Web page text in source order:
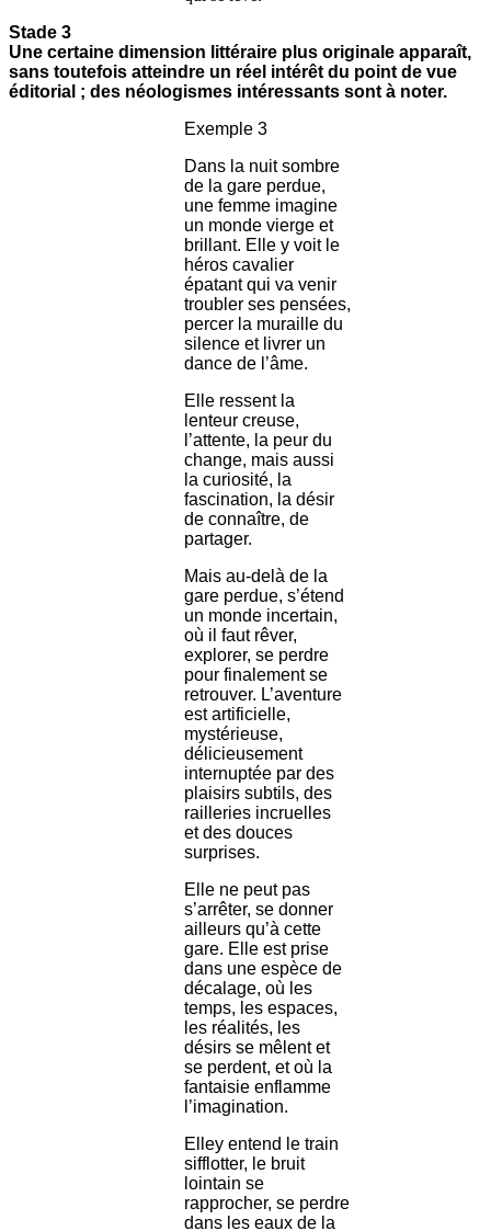
Stade 3
Une certaine dimension littéraire plus originale apparaît,
sans toutefois atteindre un réel intérêt du point de vue
éditorial ; des néologismes intéressants sont à noter.
Exemple 3
Dans la nuit sombre
de la gare perdue,
une femme imagine
un monde vierge et
brillant. Elle y voit le
héros cavalier
épatant qui va venir
troubler ses pensées,
percer la muraille du
silence et livrer un
dance de l’âme.
Elle ressent la
lenteur creuse,
l’attente, la peur du
change, mais aussi
la curiosité, la
fascination, la désir
de connaître, de
partager.
Mais au-delà de la
gare perdue, s’étend
un monde incertain,
où il faut rêver,
explorer, se perdre
pour finalement se
retrouver. L’aventure
est artificielle,
mystérieuse,
délicieusement
internuptée par des
plaisirs subtils, des
railleries incruelles
et des douces
surprises.
Elle ne peut pas
s’arrêter, se donner
ailleurs qu’à cette
gare. Elle est prise
dans une espèce de
décalage, où les
temps, les espaces,
les réalités, les
désirs se mêlent et
se perdent, et où la
fantaisie enflamme
l’imagination.
Elley entend le train
sifflotter, le bruit
lointain se
rapprocher, se perdre
dans les eaux de la